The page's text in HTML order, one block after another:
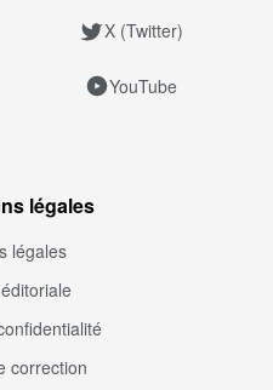
X (Twitter)
YouTube
légales
légales
correction